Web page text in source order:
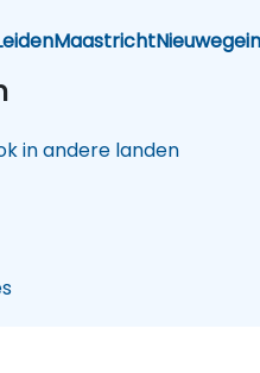
MaastrichtNieuwegein
in andere landen